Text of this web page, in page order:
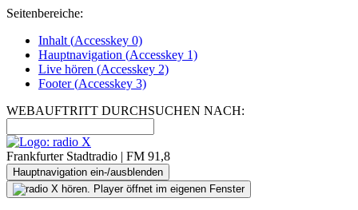
Seitenbereiche:
Inhalt (Accesskey 0)
Hauptnavigation (Accesskey 1)
Live hören (Accesskey 2)
Footer(Accesskey 3)
WEBAUFTRITT DURCHSUCHEN NACH:
Frankfurter Stadtradio | FM 91,8
Hauptnavigation ein-/ausblenden